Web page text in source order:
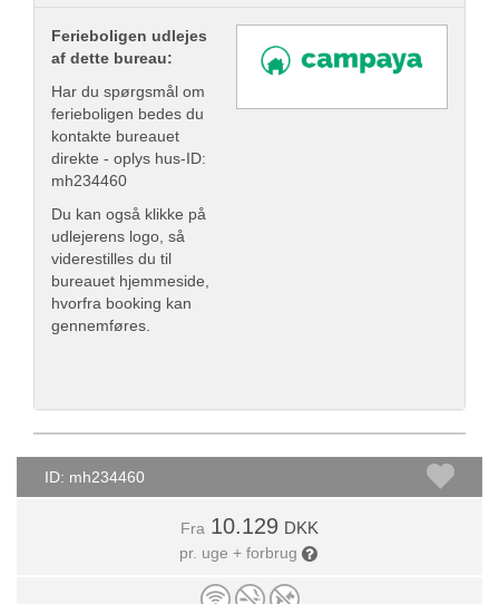
Ferieboligen udlejes
af dette bureau:
Har du spørgsmål om
ferieboligen bedes du
kontakte bureauet
direkte - oplys hus-ID:
mh234460
Du kan også klikke på
udlejerens logo, så
viderestilles du til
bureauet hjemmeside,
hvorfra booking kan
gennemføres.
ID: mh234460
Fra 10.129 DKK
pr. uge + forbrug